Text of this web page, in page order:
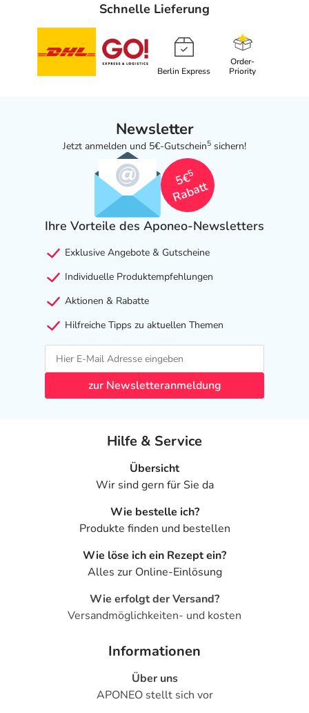
Schnelle Lieferung
Berlin Express
Order-
Priority
Newsletter
Jetzt anmelden und 5€-Gutschein5 sichern!
5€
5
Rabatt
Ihre Vorteile des Aponeo-Newsletters
Exklusive Angebote & Gutscheine
Individuelle Produktempfehlungen
Aktionen & Rabatte
Hilfreiche Tipps zu aktuellen Themen
zur Newsletteranmeldung
Hilfe & Service
Übersicht
Wir sind gern für Sie da
Wie bestelle ich?
Produkte finden und bestellen
Wie löse ich ein Rezept ein?
Alles zur Online-Einlösung
Wie erfolgt der Versand?
Versandmöglichkeiten- und kosten
Informationen
Über uns
APONEO stellt sich vor